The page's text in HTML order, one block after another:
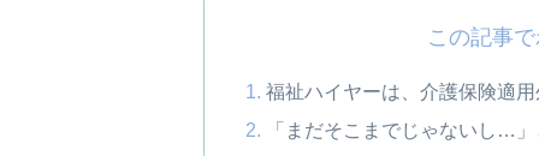
この記事
福祉ハイヤーは、介護保険適
「まだそこまでじゃないし…